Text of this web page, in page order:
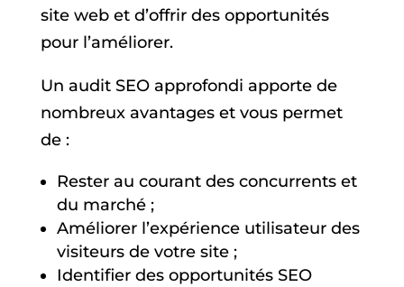
site web et d’offrir des opportunités
pour l’améliorer.
Un audit SEO approfondi apporte de
nombreux avantages et vous permet
de :
Rester au courant des concurrents et
du marché ;
Améliorer l’expérience utilisateur des
visiteurs de votre site ;
Identifier des opportunités SEO